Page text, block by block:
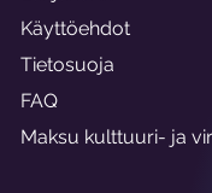
Käyttöehdot
Tietosuoja
FAQ
Maksu kulttuuri- ja